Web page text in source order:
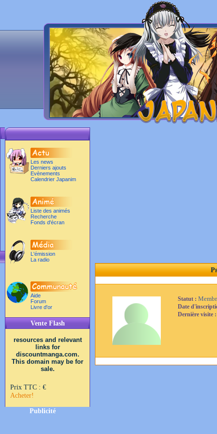
Les news
Derniers ajouts
Evènements
Calendrier Japanim
Liste des animés
Recherche
Fonds d'écran
L'émission
La radio
Aide
Forum
Livre d'or
Vente Flash
resources and relevant
links for
discountmanga.com.
This domain may be for
sale.
Prix TTC : €
Acheter!
Publicité
Statut :
Date
Dernière visite